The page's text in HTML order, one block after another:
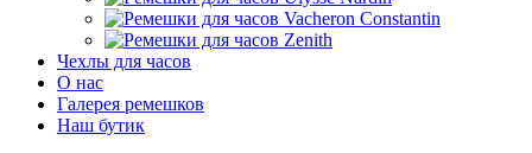
Чехлы для часов
О нас
Галерея ремешков
Наш бутик